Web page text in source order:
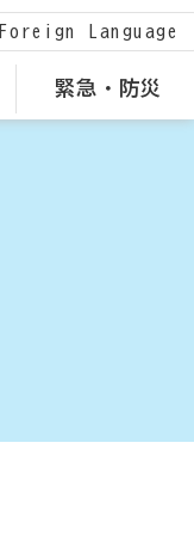
緊急・防災
Foreign Language